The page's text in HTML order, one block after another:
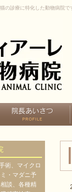
の診療に特化した動物病院
術、マイクロ
・マダニ予
談、各種精